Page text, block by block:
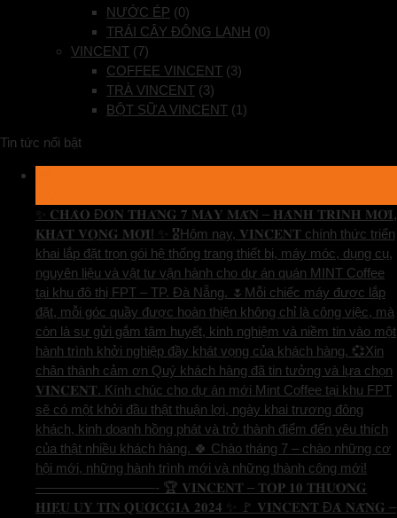
NƯỚC ÉP (0)
TRÁI CÂY ĐÔNG LẠNH (0)
VINCENT (7)
COFFEE VINCENT (3)
TRÀ VINCENT (3)
BỘT SỮA VINCENT (1)
Tin tức nổi bật
✨ 𝐂𝐇𝐀̀𝐎 Đ𝐎́𝐍 𝐓𝐇𝐀́𝐍𝐆 𝟕 𝐌𝐀𝐘 𝐌𝐀̆́𝐍 – 𝐇𝐀̀𝐍𝐇 𝐓𝐑𝐈̀𝐍𝐇 𝐌𝐎̛́𝐈,
𝐊𝐇𝐀́𝐓 𝐕𝐎̣𝐍𝐆 𝐌𝐎̛́𝐈! ✨ 🎖️Hôm nay, 𝐕𝐈𝐍𝐂𝐄𝐍𝐓 chính thức triển
khai lắp đặt trọn gói hệ thống trang thiết bị, máy móc, dụng cụ,
nguyên liệu và vật tư vận hành cho dự án quán MINT Coffee
tại khu đô thị FPT – TP. Đà Nẵng. 🌷Mỗi chiếc máy được lắp
đặt, mỗi góc quầy được hoàn thiện không chỉ là công việc, mà
còn là sự gửi gắm tâm huyết, kinh nghiệm và niềm tin vào một
hành trình khởi nghiệp đầy khát vọng của khách hàng. 💞Xin
chân thành cảm ơn Quý khách hàng đã tin tưởng và lựa chọn
𝐕𝐈𝐍𝐂𝐄𝐍𝐓. Kính chúc cho dự án mới Mint Coffee tại khu FPT
sẽ có một khởi đầu thật thuận lợi, ngày khai trương đông
khách, kinh doanh hồng phát và trở thành điểm đến yêu thích
của thật nhiều khách hàng. 🍀 Chào tháng 7 – chào những cơ
hội mới, những hành trình mới và những thành công mới!
—————————- 🏆 𝐕𝐈𝐍𝐂𝐄𝐍𝐓 – 𝐓𝐎𝐏 𝟏𝟎 𝐓𝐇𝐔̛𝐎̛𝐍𝐆
𝐇𝐈𝐄̣̂𝐔 𝐔𝐘 𝐓𝐈́𝐍 𝐐𝐔𝐎̂́𝐂𝐆𝐈𝐀 𝟐𝟎𝟐𝟒 ✨ 🚩 𝐕𝐈𝐍𝐂𝐄𝐍𝐓 Đ𝐀̀ 𝐍𝐀̆̃𝐍𝐆 –